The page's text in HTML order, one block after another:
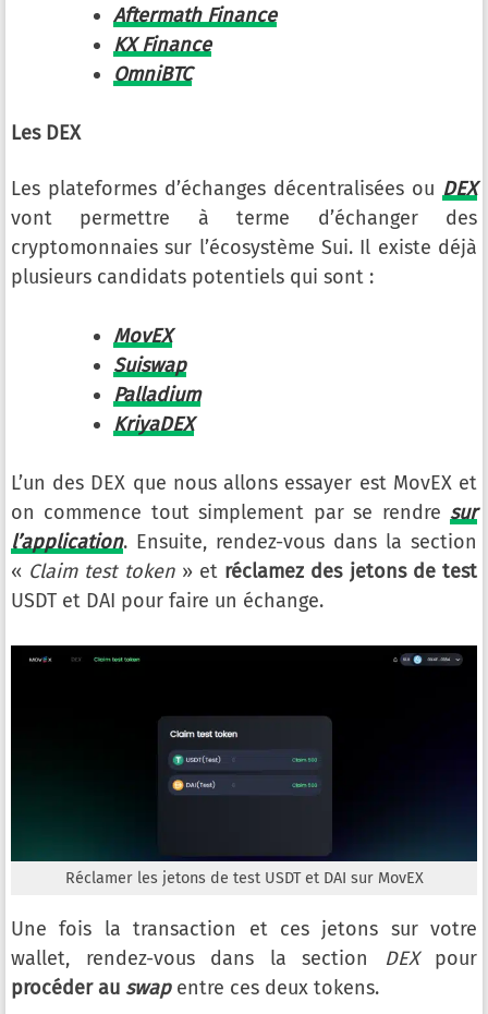
Aftermath Finance
KX Finance
OmniBTC
Les DEX
Les plateformes d’échanges décentralisées ou DEX
vont permettre à terme d’échanger des
cryptomonnaies sur l’écosystème Sui. Il existe déjà
plusieurs candidats potentiels qui sont :
MovEX
Suiswap
Palladium
KriyaDEX
L’un des DEX que nous allons essayer est MovEX et
on commence tout simplement par se rendre sur
l’application. Ensuite, rendez-vous dans la section
« Claim test token» et réclamez des jetons de test
USDT et DAI pour faire un échange.
Réclamer les jetons de test USDT et DAI sur MovEX
Une fois la transaction et ces jetons sur votre
wallet, rendez-vous dans la section
DEXpour
procéder au swap entre ces deux tokens.